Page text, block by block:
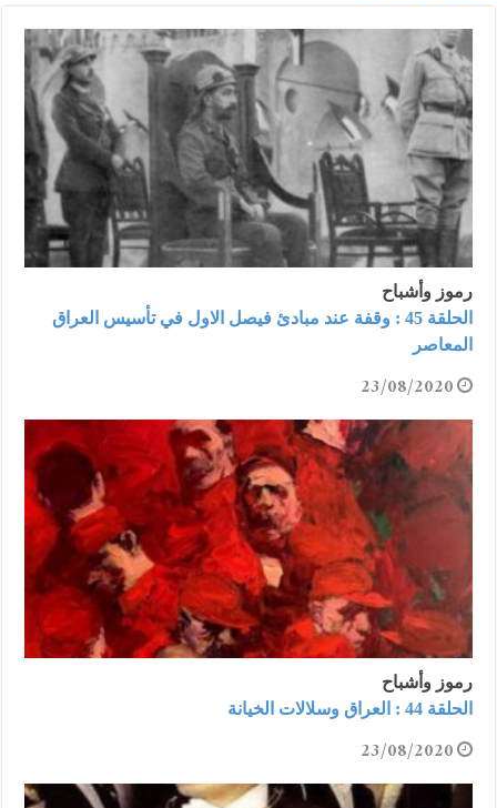
رموز وأشباح
الحلقة 45 : وقفة عند مبادئ فيصل الاول في تأسيس العراق
المعاصر
23/08/2020
رموز وأشباح
الحلقة 44 : العراق وسلالات الخيانة
23/08/2020